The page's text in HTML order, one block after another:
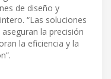
de diseño y
“Las soluciones
la precisión
la eficiencia y la